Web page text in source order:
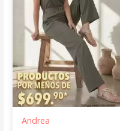
Andrea